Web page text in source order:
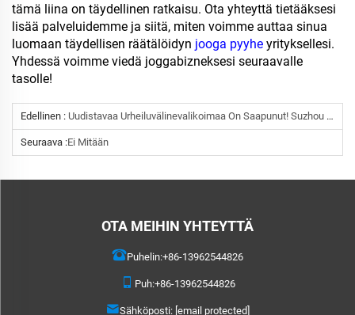
tämä liina on täydellinen ratkaisu. Ota yhteyttä tietääksesi
lisää palveluidemme ja siitä, miten voimme auttaa sinua
luomaan täydellisen räätälöidyn jooga pyyhe yrityksellesi.
Yhdessä voimme viedä joggabizneksesi seuraavalle
tasolle!
Edellinen : Uudistavaa Urheiluvälinevalikoimaa On Saapunut! Suzhou Detao Textilen Jäähelatessakin Sports Pyyhkeet Ovat Nyt Myynnissä
Seuraava :Ei Mitään
OTA MEIHIN YHTEYTTÄ
Puhelin:+86-13962544826
Puh:+86-13962544826
Sähköposti: [email protected]